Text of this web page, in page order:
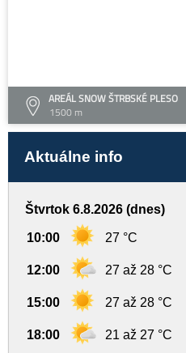
AREÁL SNOW ŠTRBSKÉ PLESO
1500 m
Aktuálne info
Štvrtok 6.8.2026 (dnes)
10:00 27 °C
12:00 27 až 28 °C
15:00 27 až 28 °C
18:00 21 až 27 °C